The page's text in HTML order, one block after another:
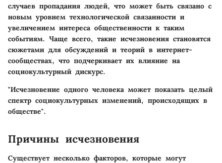
случаев пропадания людей, что может быть связано с
новым уровнем технологической связанности и
увеличением интереса общественности к таким
событиям. Чаще всего, такие исчезновения становятся
сюжетами для обсуждений и теорий в интернет-
сообществах, что подчеркивает их влияние на
социокультурный дискурс.
"Исчезновение одного человека может показать целый
спектр социокультурных изменений, происходящих в
обществе".
Причины исчезновения
Существует несколько факторов, которые могут